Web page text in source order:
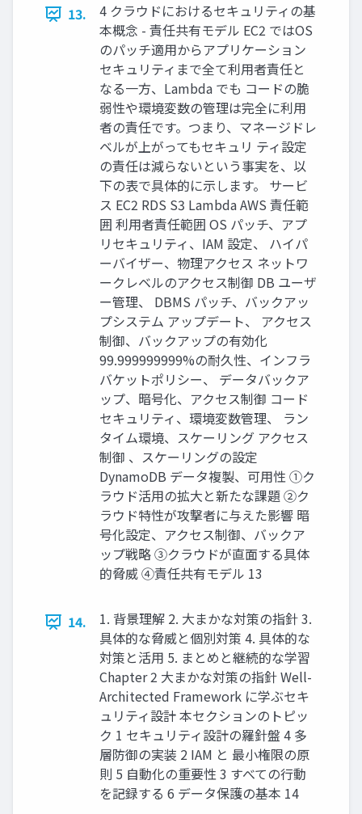
13.
4 クラウドにおけるセキュリティの基
本概念 - 責任共有モデル EC2 ではOS
のパッチ適用からアプリケーション
セキュリティまで全て利用者責任と
なる一方、Lambda でも コードの脆
弱性や環境変数の管理は完全に利用
者の責任です。つまり、マネージドレ
ベルが上がってもセキュリ ティ設定
の責任は減らないという事実を、以
下の表で具体的に示します。 サービ
ス EC2 RDS S3 Lambda AWS 責任範
囲 利用者責任範囲 OS パッチ、アプ
リセキュリティ、IAM 設定、 ハイパ
ーバイザー、物理アクセス ネットワ
ークレベルのアクセス制御 DB ユーザ
ー管理、 DBMS パッチ、バックアッ
プシステム アップデート、 アクセス
制御、バックアップの有効化
99.999999999%の耐久性、インフラ
バケットポリシー、 データバックア
ップ、暗号化、アクセス制御 コード
セキュリティ、環境変数管理、 ラン
タイム環境、スケーリング アクセス
制御 、スケーリングの設定
DynamoDB データ複製、可用性 ①ク
ラウド活用の拡大と新たな課題 ②ク
ラウド特性が攻撃者に与えた影響 暗
号化設定、アクセス制御、バックア
ップ戦略 ③クラウドが直面する具体
的脅威 ④責任共有モデル 13
14.
1. 背景理解 2. 大まかな対策の指針 3.
具体的な脅威と個別対策 4. 具体的な
対策と活用 5. まとめと継続的な学習
Chapter 2 大まかな対策の指針 Well-
Architected Framework に学ぶセキ
ュリティ設計 本セクションのトピッ
ク 1 セキュリティ設計の羅針盤 4 多
層防御の実装 2 IAM と 最小権限の原
則 5 自動化の重要性 3 すべての行動
を記録する 6 データ保護の基本 14